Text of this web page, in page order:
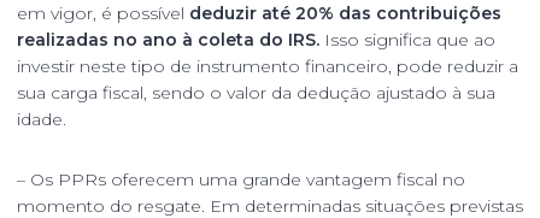
em vigor, é possível deduzir até 20% das contribuições
realizadas no ano à coleta do IRS. Isso significa que ao
investir neste tipo de instrumento financeiro, pode reduzir a
sua carga fiscal, sendo o valor da dedução ajustado à sua
idade.
– Os PPRs oferecem uma grande vantagem fiscal no
momento do resgate. Em determinadas situações previstas